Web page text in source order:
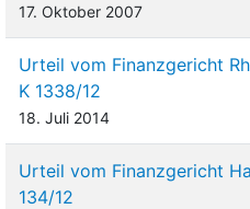
17. Oktober 2007
Urteil vom Finanzgericht
K 1338/12
18. Juli 2014
Urteil vom Finanzgericht
134/12